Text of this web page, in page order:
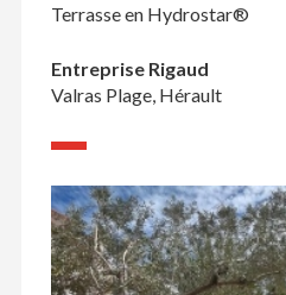
Terrasse en Hydrostar®
Entreprise Rigaud
Valras Plage, Hérault